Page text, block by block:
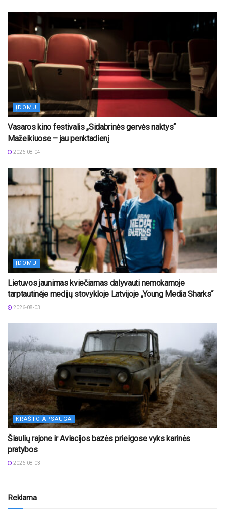
ĮDOMU
Vasaros kino festivalis „Sidabrinės gervės naktys“
Mažeikiuose – jau penktadienį
2026-08-04
ĮDOMU
Lietuvos jaunimas kviečiamas dalyvauti nemokamoje
tarptautinėje medijų stovykloje Latvijoje „Young Media Sharks“
2026-08-03
KRAŠTO APSAUGA
Šiaulių rajone ir Aviacijos bazės prieigose vyks karinės
pratybos
2026-08-03
Reklama